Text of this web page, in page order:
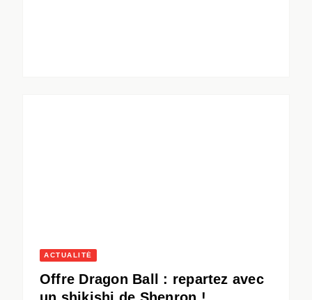
ACTUALITÉ
Offre Dragon Ball : repartez avec